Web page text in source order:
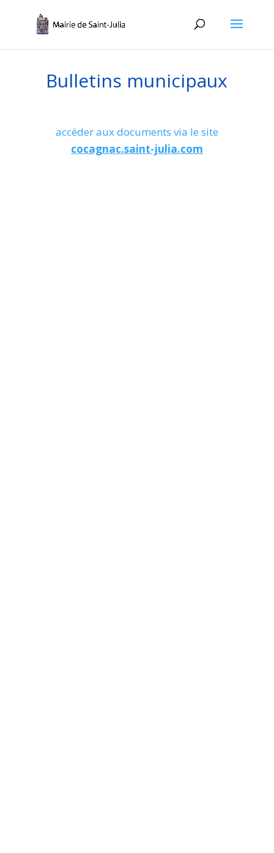
Bulletins municipaux
accéder aux documents via le site
cocagnac.saint-julia.com